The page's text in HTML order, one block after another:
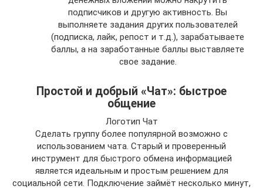
подписчиков и другую активность. Вы
выполняете задания других пользователей
(подписка, лайк, репост и т.д.), зарабатываете
баллы, а на заработанные баллы выставляете
свое задание.
Простой и добрый «Чат»: быстрое
общение
Логотип Чат
Сделать группу более популярной возможно с
использованием чата. Старый и проверенный
инструмент для быстрого обмена информацией
является идеальным и простым решением для
социальной сети. Подключение займёт несколько минут,